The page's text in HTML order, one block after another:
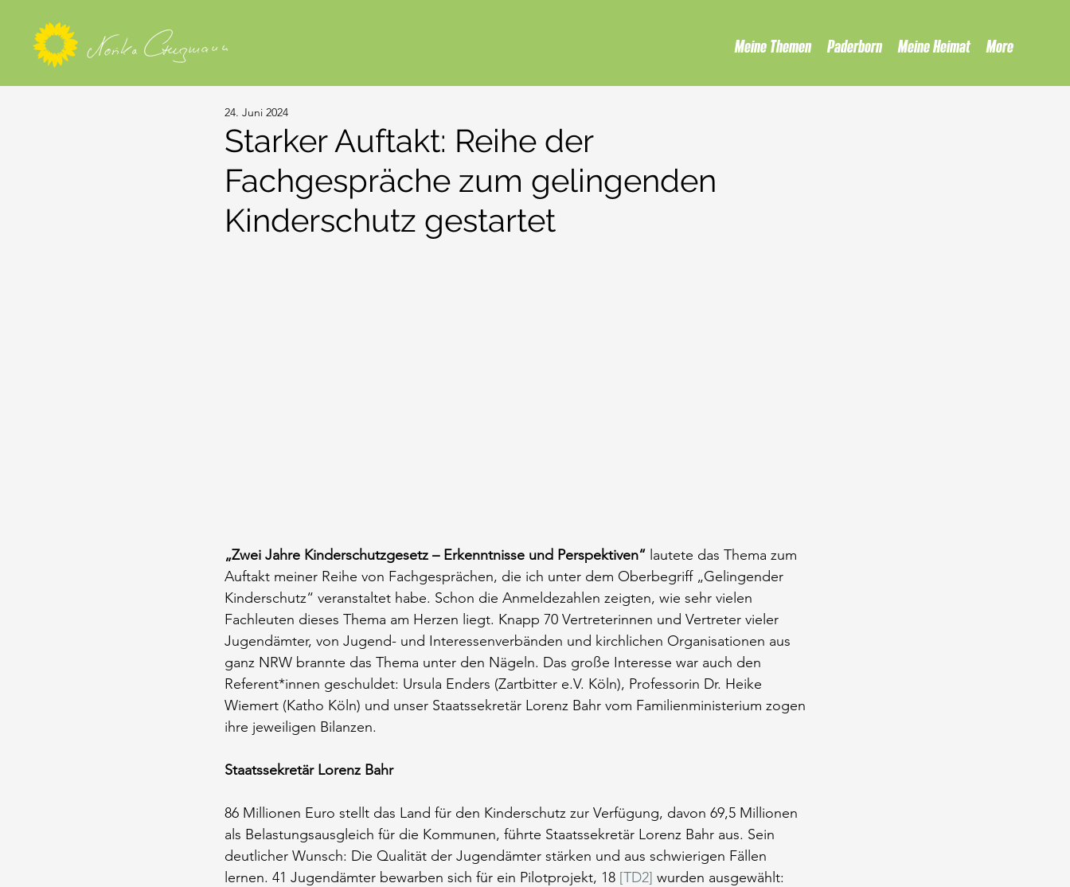
Meine Themen Paderborn Meine Heimat More
Starker Auftakt: Reihe der
Fachgespräche zum gelingenden
Kinderschutz gestartet
24. Juni 2024
„Zwei Jahre Kinderschutzgesetz – Erkenntnisse und Perspektiven“ lautete das Thema zum
Auftakt meiner Reihe von Fachgesprächen, die ich unter dem Oberbegriff „Gelingender
Kinderschutz“ veranstaltet habe. Schon die Anmeldezahlen zeigten, wie sehr vielen
Fachleuten dieses Thema am Herzen liegt. Knapp 70 Vertreterinnen und Vertreter vieler
Jugendämter, von Jugend- und Interessenverbänden und kirchlichen Organisationen aus
ganz NRW brannte das Thema unter den Nägeln. Das große Interesse war auch den
Referent*innen geschuldet: Ursula Enders (Zartbitter e.V. Köln), Professorin Dr. Heike
Wiemert (Katho Köln) und unser Staatssekretär Lorenz Bahr vom Familienministerium zogen
ihre jeweiligen Bilanzen.
Staatssekretär Lorenz Bahr
86 Millionen Euro stellt das Land für den Kinderschutz zur Verfügung, davon 69,5 Millionen
als Belastungsausgleich für die Kommunen, führte Staatssekretär Lorenz Bahr aus. Sein
deutlicher Wunsch: Die Qualität der Jugendämter stärken und aus schwierigen Fällen
lernen. 41 Jugendämter bewarben sich für ein Pilotprojekt, 18 [TD2] wurden ausgewählt: